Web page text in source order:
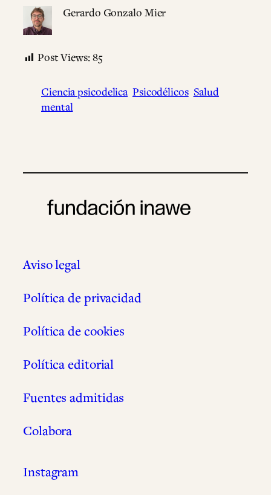
Gerardo Gonzalo Mier
Post Views:85
Ciencia psicodelica Psicodélicos Salud
mental
Aviso legal
Política de privacidad
Política de cookies
Política editorial
Fuentes admitidas
Colabora
Instagram